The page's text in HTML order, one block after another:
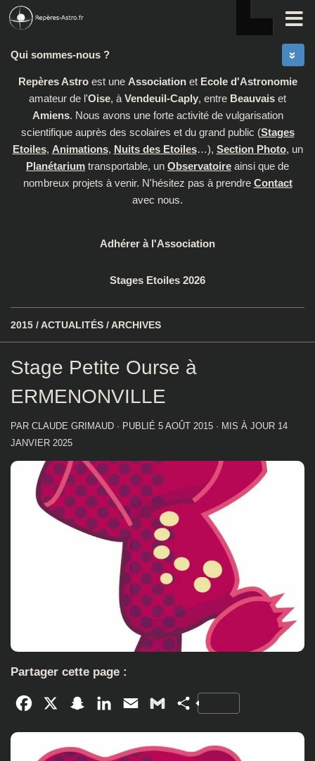
Skip to content
Qui sommes-nous ?
Repères Astroest une Associationet Ecole d'Astronomie
amateur de l'Oise, à Vendeuil-Caply, entre Beauvais et
Amiens. Nous avons une forte activité de vulgarisation
scientifique auprès des scolaires et du grand public (Stages
Etoiles, Animations, Nuits des Etoiles…), Section Photo, un
Planétarium transportable, un Observatoire ainsi que de
nombreux projets à venir. N'hésitez pas à prendre Contact
avec nous.
Adhérer à l'Association
Stages Etoiles 2026
2015 /ACTUALITÉS /ARCHIVES
Stage Petite Ourse à
ERMENONVILLE
PAR CLAUDE GRIMAUD · PUBLIÉ 5 AOÛT 2015 · MIS À JOUR 14
JANVIER 2025
Partager cette page :
Facebook SnapchatLinkedInEmail GmailPartager